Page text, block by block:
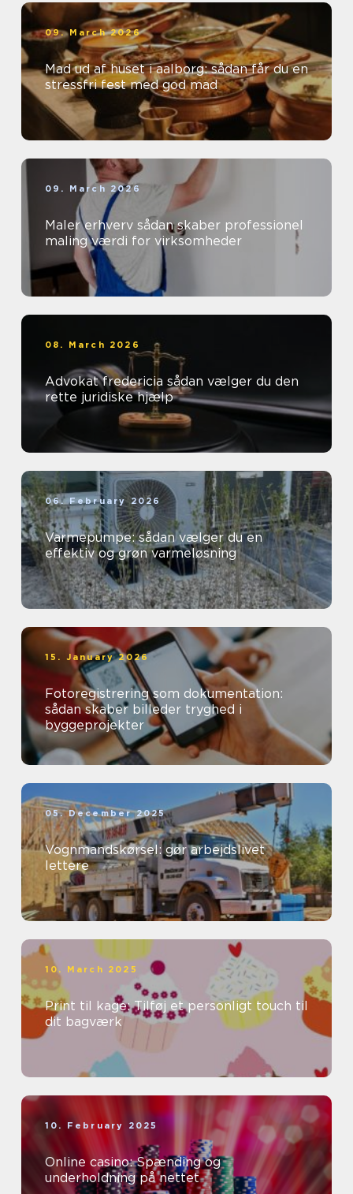
09. March 2026
Mad ud af huset i aalborg: sådan får du en
stressfri fest med god mad
09. March 2026
Maler erhverv sådan skaber professionel
maling værdi for virksomheder
08. March 2026
Advokat fredericia sådan vælger du den
rette juridiske hjælp
06. February 2026
Varmepumpe: sådan vælger du en
effektiv og grøn varmeløsning
15. January 2026
Fotoregistrering som dokumentation:
sådan skaber billeder tryghed i
byggeprojekter
05. December 2025
Vognmandskørsel: gør arbejdslivet
lettere
10. March 2025
Print til kage: Tilføj et personligt touch til
dit bagværk
10. February 2025
Online casino: Spænding og
underholdning på nettet